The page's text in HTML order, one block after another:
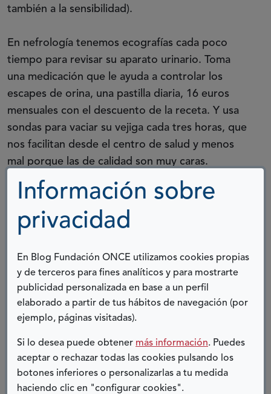
Información sobre
privacidad
En Blog Fundación ONCE utilizamos cookies propias
y de terceros para fines analíticos y para mostrarte
publicidad personalizada en base a un perfil
elaborado a partir de tus hábitos de navegación (por
ejemplo, páginas visitadas).
Si lo desea puede obtener más información. Puedes
aceptar o rechazar todas las cookies pulsando los
botones inferiores o personalizarlas a tu medida
haciendo clic en "configurar cookies".
también a la sensibilidad).
En nefrología tenemos ecografías cada poco
tiempo para revisar su aparato urinario. Toma
una medicación que le ayuda a controlar los
escapes de orina, una pastilla diaria, 16 euros
mensuales con el descuento de la receta. Y usa
sondas para vaciar su vejiga cada tres horas, que
nos facilitan desde el centro de salud y menos
mal porque las de calidad son muy caras.
Rehabilitación diaria desde que salió del hospital
hasta la edad escolar, aunque lo suyo, no
siempre se consigue, es que vaya un fisio al cole.
mañana o la tarde, algo imposible para las
familias en las que trabajan los dos papás.
Las consultas médicas, las pruebas y el día a día
cosas como la famosa Dependencia, el grado de
discapacidad, la gratuidad de los productos
farmacéuticos que son muchos y la mayoría para